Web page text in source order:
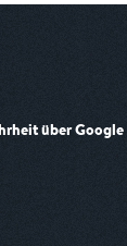
über Google